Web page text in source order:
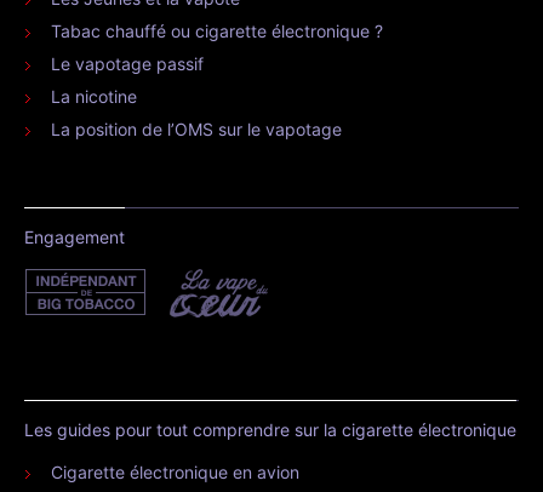
Tabac chauffé ou cigarette électronique ?
Le vapotage passif
La nicotine
La position de l’OMS sur le vapotage
Engagement
Les guides pour tout comprendre sur la cigarette électronique
Cigarette électronique en avion